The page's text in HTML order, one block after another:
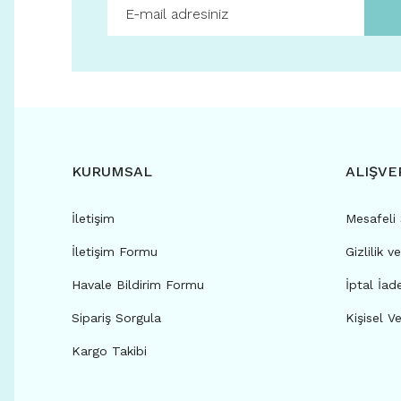
KURUMSAL
İletişim
İletişim Formu
Havale Bildirim Formu
Sipariş Sorgula
Kargo Takibi
Mesafeli
Gizlilik
İptal
Kişisel